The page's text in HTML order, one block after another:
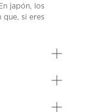
japón, los
que, si eres